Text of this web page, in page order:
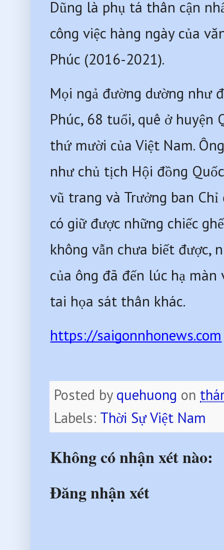
Dũng là phụ tá thân cận
công việc hàng ngày của
Phúc (2016-2021).
Mọi ngả đường dường như
Phúc, 68 tuổi, quê ở huyện
thứ mười của Việt Nam.
như chủ tịch Hội đồng
vũ trang và Trưởng ban Chỉ
có giữ được những chiếc
không vẫn chưa biết được,
của ông đã đến lúc hạ
tai họa sát thân khác.
https://saigonnhonews.com
Posted by quehuong on
Labels: Thời Sự Việt Nam
Không có nhận xét nào:
Đăng nhận xét